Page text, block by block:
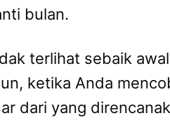
bulan.
terlihat sebaik
ketika Anda
dari yang